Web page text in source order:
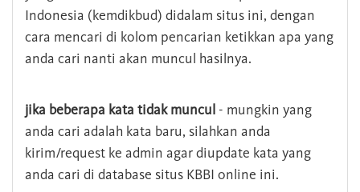
Indonesia (kemdikbud) didalam situs ini, dengan
cara mencari di kolom pencarian ketikkan apa yang
anda cari nanti akan muncul hasilnya.
jika beberapa kata tidak muncul - mungkin yang
anda cari adalah kata baru, silahkan anda
kirim/request ke admin agar diupdate kata yang
anda cari di database situs KBBI online ini.